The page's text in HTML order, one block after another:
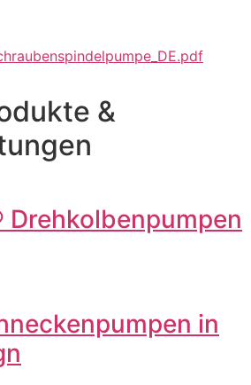
&
Drehkolbenpumpen
in